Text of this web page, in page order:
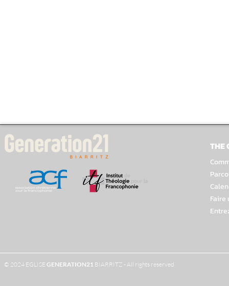
THE
Faire
© 2024 EGLISE GENERATION21 BIARRITZ - All rights reserved